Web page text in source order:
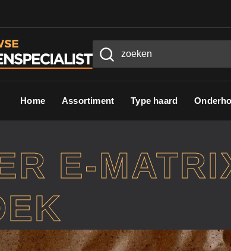
Home Assortiment Type haard
E-